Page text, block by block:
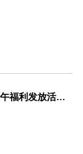
资讯｜粽香传暖意，佳节送温情！亚通端午福利发放活动圆满结束！